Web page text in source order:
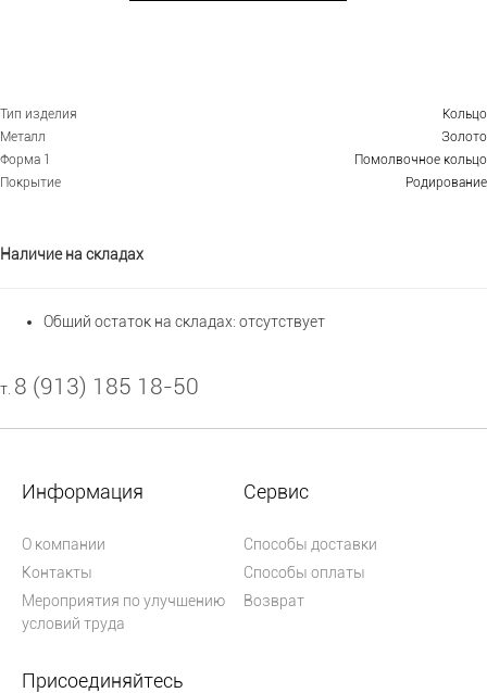
Тип изделия
Кольцо
Металл
Золото
Форма 1
Помолвочное кольцо
Покрытие
Родирование
Наличие на складах
Общий остаток на складах: отсутствует
т. 8 (913) 185 18-50
Информация
О компании
Контакты
Мероприятия по улучшению
условий труда
Сервис
Способы доставки
Способы оплаты
Возврат
Присоединяйтесь